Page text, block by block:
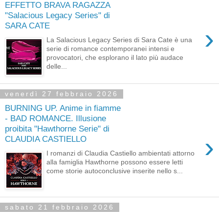
EFFETTO BRAVA RAGAZZA
"Salacious Legacy Series" di
SARA CATE
›
La Salacious Legacy Series di Sara Cate è una
serie di romance contemporanei intensi e
provocatori, che esplorano il lato più audace
delle...
venerdì 27 febbraio 2026
BURNING UP. Anime in fiamme
- BAD ROMANCE. Illusione
proibita "Hawthorne Serie" di
CLAUDIA CASTIELLO
›
I romanzi di Claudia Castiello ambientati attorno
alla famiglia Hawthorne possono essere letti
come storie autoconclusive inserite nello s...
sabato 21 febbraio 2026